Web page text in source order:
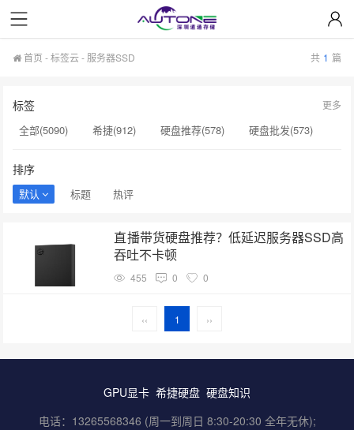
首页 -标签云- 服务器SSD 共 1 篇
标签
全部(5090) 希捷(912) 硬盘推荐(578)
硬盘批发(573)
硬盘采购(474)
希捷硬盘(471)
监控设备​(1)
服务器硬盘接口(1)
硬盘状态异常(1)
扩容NAS(1)
增加硬盘方案(1)
更多
排序
默认 标题 热评
直播带货硬盘推荐？低延迟服务器SSD高
吞吐不卡顿
455 0 0
‹‹ 1 ››
GPU显卡 希捷硬盘 硬盘知识
电话：13265568346 (周一到周日 8:30-20:30 全年无休);